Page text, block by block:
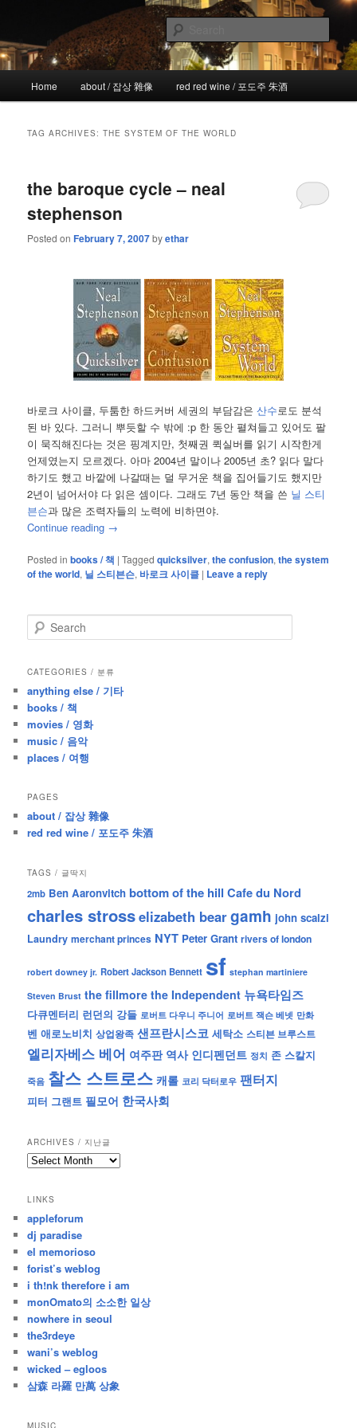
primary
content
secondary
content!wicked
the more I see the less I know
Home about / 잡상 雜像 red red wine / 포도주 朱酒
TAG ARCHIVES:THE SYSTEM OF THE WORLD
the baroque cycle – neal
stephenson
Posted onFebruary 7, 2007byethar
바로크 사이클, 두툼한 하드커버 세권의 부담감은산수로도 분석
된 바 있다. 그러니 뿌듯할 수 밖에 :p 한 동안 펼쳐들고 있어도 팔
이 묵직해진다는 것은 핑계지만, 첫째권 퀵실버를 읽기 시작한게
언제였는지 모르겠다. 아마 2004년 말이나 2005년 초? 읽다 말다
하기도 했고 바깥에 나갈때는 덜 무거운 책을 집어들기도 했지만
2년이 넘어서야 다 읽은 셈이다. 그래도 7년 동안 책을 쓴 닐 스티
븐슨과 많은 조력자들의 노력에 비하면야.
Continue reading →
Posted in books / 책 |Tagged quicksilver,the confusion,the system
of the world, 닐 스티븐슨, 바로크 사이클 | Leave a reply
e
r
h
CATEGORIES / 분류
anything else / 기타
books / 책
movies / 영화
music / 음악
places / 여행
PAGES
about / 잡상 雜像
red red wine / 포도주 朱酒
TAGS / 글딱지
2mb Ben Aaronvitch bottom of the hill Cafe du Nord
charles strosselizabeth beargamh john scalzi
Laundry merchant princes NYT Peter Grant rivers of london
robert downey jr. Robert Jackson Bennett sf stephan martiniere
Steven Brust the fillmore the Independent 뉴욕타임즈
다큐멘터리 런던의 강들 로버트 다우니 주니어 로버트 잭슨 베넷 만화
벤 애로노비치 상업왕족 샌프란시스코 세탁소 스티븐 브루스트
엘리자베스 베어 여주판 역사 인디펜던트 정치 존 스칼지
죽음 찰스 스트로스 캐롤 코리 닥터로우 팬터지
피터 그랜트 필모어 한국사회
ARCHIVES / 지난글
archives
난
글
LINKS
appleforum
dj paradise
el memorioso
forist’s weblog
i th!nk therefore i am
monOmato의 소소한 일상
nowhere in seoul
the3rdeye
wani’s weblog
wicked – egloos
삼森 라羅 만萬 상象
MUSIC